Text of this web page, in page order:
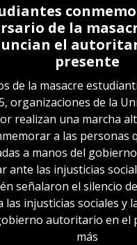
de la
el
presente
de la masacre
organizaciones de la
realizan una marcha
a las personas
a manos del
ante las injusticias
señalaron el silencio
las injusticias sociales y
autoritario en el
más